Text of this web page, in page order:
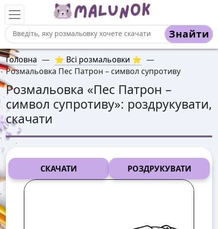
Знайти
Головна — ⭐ Всі розмальовки ⭐ —
Розмальовка Пес Патрон – символ супротиву
Розмальовка «Пес Патрон –
символ супротиву»: роздрукувати,
скачати
СКАЧАТИ РОЗДРУКУВАТИ